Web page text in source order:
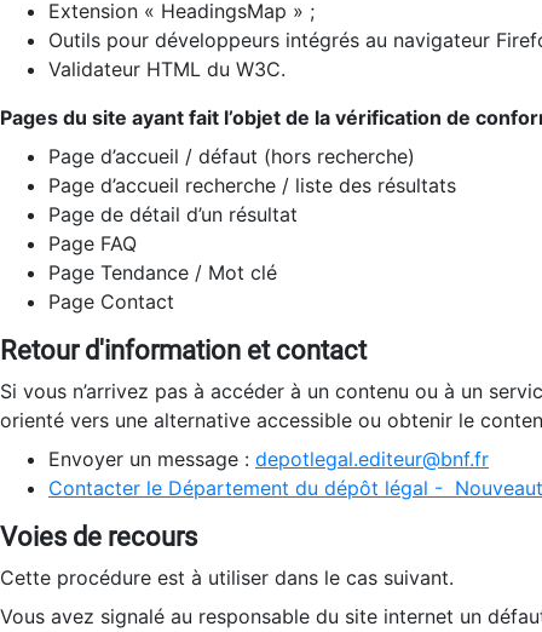
Extension « HeadingsMap » ;
Outils pour développeurs intégrés au navigateur
Validateur HTML du W3C.
Pages du site ayant fait l’objet de la vérification de
Page d’accueil / défaut (hors recherche)
Page d’accueil recherche / liste des résultats
Page de détail d’un résultat
Page FAQ
Page Tendance / Mot clé
Page Contact
Retour d'information et contact
Si vous n’arrivez pas à accéder à un contenu ou à un
orienté vers une alternative accessible ou obtenir le
Envoyer un message : depotlegal.editeur@bnf.fr
Contacter le Département du dépôt légal -
Voies de recours
Cette procédure est à utiliser dans le cas suivant.
Vous avez signalé au responsable du site internet un